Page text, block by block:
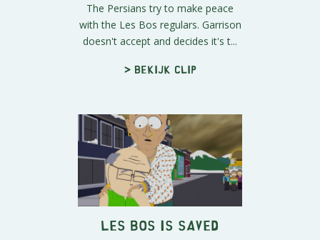
The Persians try to make peace
with the Les Bos regulars. Garrison
doesn't accept and decides it's t...
> Bekijk clip
Les Bos is Saved